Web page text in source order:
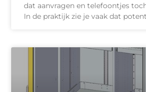
dat aanvragen en telefoontjes
In de praktijk zie je vaak dat